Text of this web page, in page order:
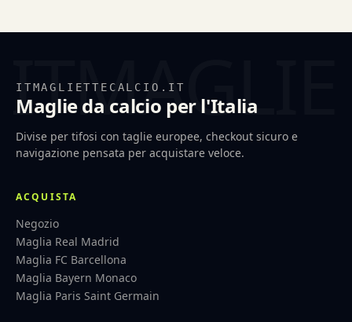
ITMAGLIETTECALCIO.IT
Maglie da calcio per l'Italia
Divise per tifosi con taglie europee, checkout sicuro e
navigazione pensata per acquistare veloce.
ACQUISTA
Negozio
Maglia Real Madrid
Maglia FC Barcellona
Maglia Bayern Monaco
Maglia Paris Saint Germain